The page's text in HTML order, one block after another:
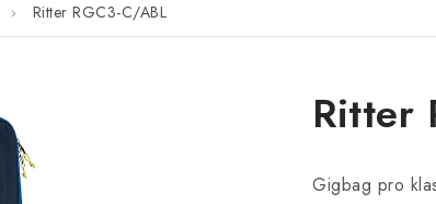
Ritter RGC3-C/ABL
Ritter
Gigbag pro